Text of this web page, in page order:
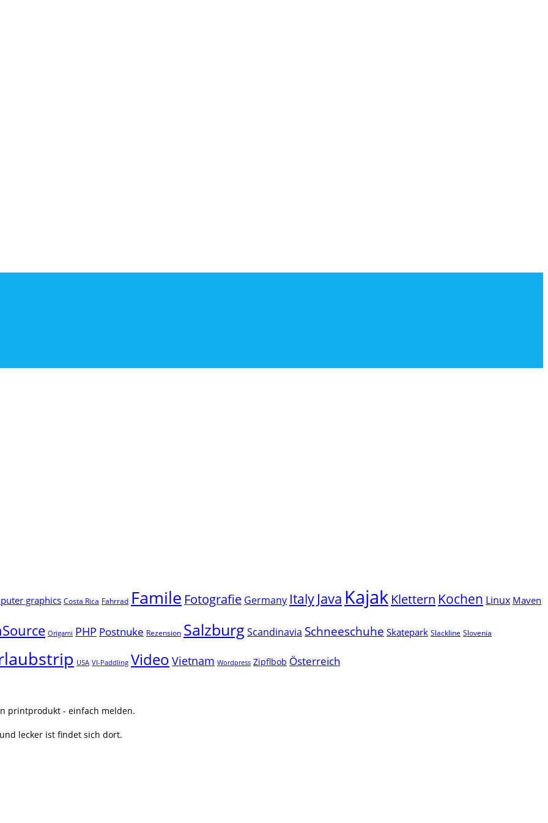
graphics Costa Rica Fahrrad Famile Fotografie Germany Italy Java Kajak Klettern Kochen Linux Maven
Origami PHP Postnuke Rezension SalzburgScandinavia Schneeschuhe Skatepark Slackline Slovenia
USA VI-Paddling Video Vietnam Wordpress Zipflbob Österreich
printprodukt - einfach melden.
lecker ist findet sich dort.